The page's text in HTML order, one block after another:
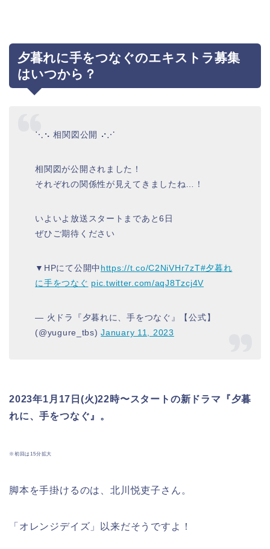
夕暮れに手をつなぐのエキストラ募集
はいつから？
⋱⠢ 相関図公開 ⠔⋰
相関図が公開されました！
それぞれの関係性が見えてきましたね…！
いよいよ放送スタートまであと6日
ぜひご期待ください
▼HPにて公開中 https://t.co/C2NiVHr7zT#夕暮れ
に手をつなぐ pic.twitter.com/aqJ8Tzcj4V
— 火ドラ『夕暮れに、手をつなぐ』【公式】
(@yugure_tbs)January 11, 2023
2023年1 月 17 日(火)22時〜スタートの新ドラマ『夕暮
れに、手をつなぐ』。
※初回は15分拡大
脚本を手掛けるのは、北川悦吏子さん。
「オレンジデイズ」以来だそうですよ！